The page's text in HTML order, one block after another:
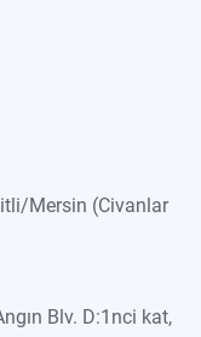
Mersin (Civanlar
Blv. D:1nci kat,